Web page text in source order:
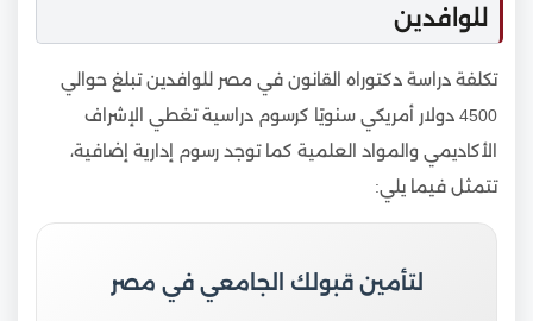
للوافدين
تكلفة دراسة دكتوراه القانون في مصر للوافدين تبلغ حوالي
4500 دولار أمريكي سنويًا كرسوم دراسية تغطي الإشراف
الأكاديمي والمواد العلمية كما توجد رسوم إدارية إضافية،
تتمثل فيما يلي:
لتأمين قبولك الجامعي في مصر